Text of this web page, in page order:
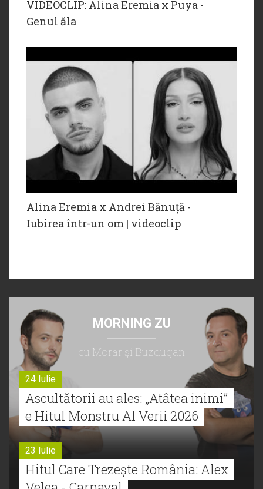
VIDEOCLIP: Alina Eremia x Puya -
Genul ăla
Alina Eremia x Andrei Bănuță -
Iubirea într-un om | videoclip
MORNING ZU
cu Morar şi Buzdugan
24 Iulie
Ascultătorii au ales: „Atâtea inimi”
e Hitul Monstru Al Verii 2026
23 Iulie
Hitul Care Trezește România: Alex